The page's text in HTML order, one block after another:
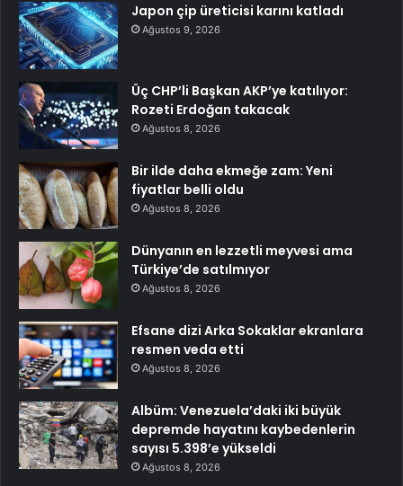
Japon çip üreticisi karını katladı
Ağustos 9, 2026
Üç CHP’li Başkan AKP’ye katılıyor:
Rozeti Erdoğan takacak
Ağustos 8, 2026
Bir ilde daha ekmeğe zam: Yeni
fiyatlar belli oldu
Ağustos 8, 2026
Dünyanın en lezzetli meyvesi ama
Türkiye’de satılmıyor
Ağustos 8, 2026
Efsane dizi Arka Sokaklar ekranlara
resmen veda etti
Ağustos 8, 2026
Albüm: Venezuela’daki iki büyük
depremde hayatını kaybedenlerin
sayısı 5.398’e yükseldi
Ağustos 8, 2026